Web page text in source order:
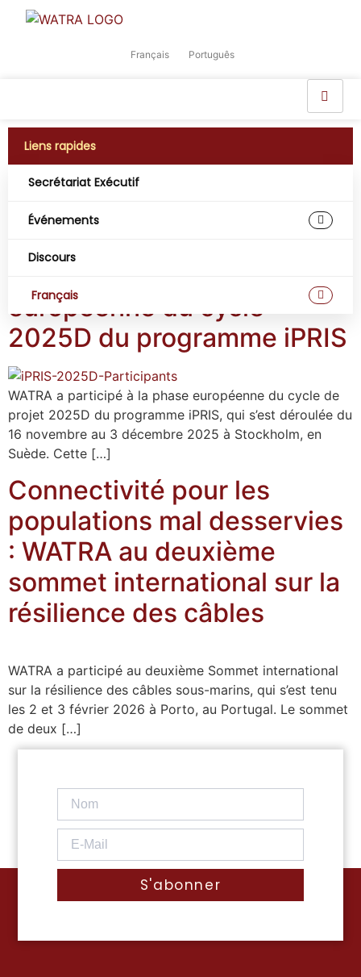
Français Português
Liens rapides
Secrétariat Exécutif
Événements
Discours
Français
Jour :18 mars 2026
WATRA soutient le
européenne du cycle
2025D du programme iPRIS
WATRA a participé à la phase européenne du cycle de
projet 2025D du programme iPRIS, qui s’est déroulée du
16 novembre au 3 décembre 2025 à Stockholm, en
Suède. Cette […]
Connectivité pour les
populations mal desservies
: WATRA au deuxième
sommet international sur la
résilience des câbles
WATRA a participé au deuxième Sommet international
sur la résilience des câbles sous-marins, qui s’est tenu
les 2 et 3 février 2026 à Porto, au Portugal. Le sommet
de deux […]
S'abonner